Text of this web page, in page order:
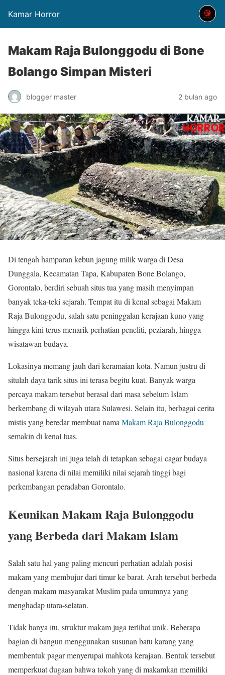
Kamar Horror
Makam Raja Bulonggodu di Bone
Bolango Simpan Misteri
blogger master 2 bulan ago
Di tengah hamparan kebun jagung milik warga di Desa
Dunggala, Kecamatan Tapa, Kabupaten Bone Bolango,
Gorontalo, berdiri sebuah situs tua yang masih menyimpan
banyak teka-teki sejarah. Tempat itu di kenal sebagai Makam
Raja Bulonggodu, salah satu peninggalan kerajaan kuno yang
hingga kini terus menarik perhatian peneliti, peziarah, hingga
wisatawan budaya.
Lokasinya memang jauh dari keramaian kota. Namun justru di
situlah daya tarik situs ini terasa begitu kuat. Banyak warga
percaya makam tersebut berasal dari masa sebelum Islam
berkembang di wilayah utara Sulawesi. Selain itu, berbagai cerita
mistis yang beredar membuat nama Makam Raja Bulonggodu
semakin di kenal luas.
Situs bersejarah ini juga telah di tetapkan sebagai cagar budaya
nasional karena di nilai memiliki nilai sejarah tinggi bagi
perkembangan peradaban Gorontalo.
Keunikan Makam Raja Bulonggodu
yang Berbeda dari Makam Islam
Salah satu hal yang paling mencuri perhatian adalah posisi
makam yang membujur dari timur ke barat. Arah tersebut berbeda
dengan makam masyarakat Muslim pada umumnya yang
menghadap utara-selatan.
Tidak hanya itu, struktur makam juga terlihat unik. Beberapa
bagian di bangun menggunakan susunan batu karang yang
membentuk pagar menyerupai mahkota kerajaan. Bentuk tersebut
memperkuat dugaan bahwa tokoh yang di makamkan memiliki